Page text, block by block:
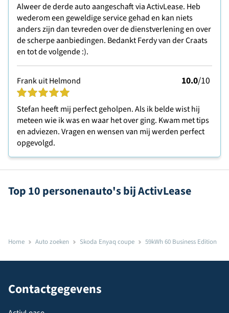
Alweer de derde auto aangeschaft via ActivLease. Heb
wederom een geweldige service gehad en kan niets
anders zijn dan tevreden over de dienstverlening en over
de scherpe aanbiedingen. Bedankt Ferdy van der Craats
en tot de volgende :).
Frank uit Helmond 10.0/10
Stefan heeft mij perfect geholpen. Als ik belde wist hij
meteen wie ik was en waar het over ging. Kwam met tips
en adviezen. Vragen en wensen van mij werden perfect
opgevolgd.
Top 10 personenauto's bij ActivLease
Home Auto zoeken Skoda Enyaq coupe 59kWh 60 Business Edition
Contactgegevens